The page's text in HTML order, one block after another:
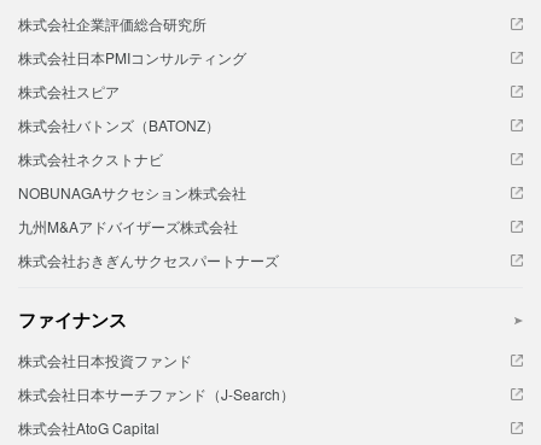
株式会社企業評価総合研究所
株式会社日本PMIコンサルティング
株式会社スピア
株式会社バトンズ（BATONZ）
株式会社ネクストナビ
NOBUNAGAサクセション株式会社
九州M&Aアドバイザーズ株式会社
株式会社おきぎんサクセスパートナーズ
ファイナンス
株式会社日本投資ファンド
株式会社日本サーチファンド（J-Search）
株式会社AtoG Capital